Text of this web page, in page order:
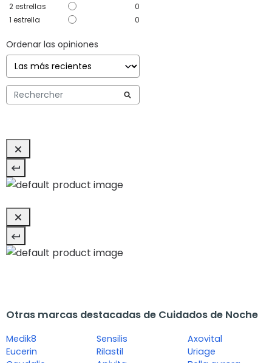
2estrellas
0
1 estrella 0
Ordenar las opiniones
Otras marcas destacadas de Cuidados de Noche
Medik8
Eucerin
Sensilis
Rilastil
Axovital
Uriage